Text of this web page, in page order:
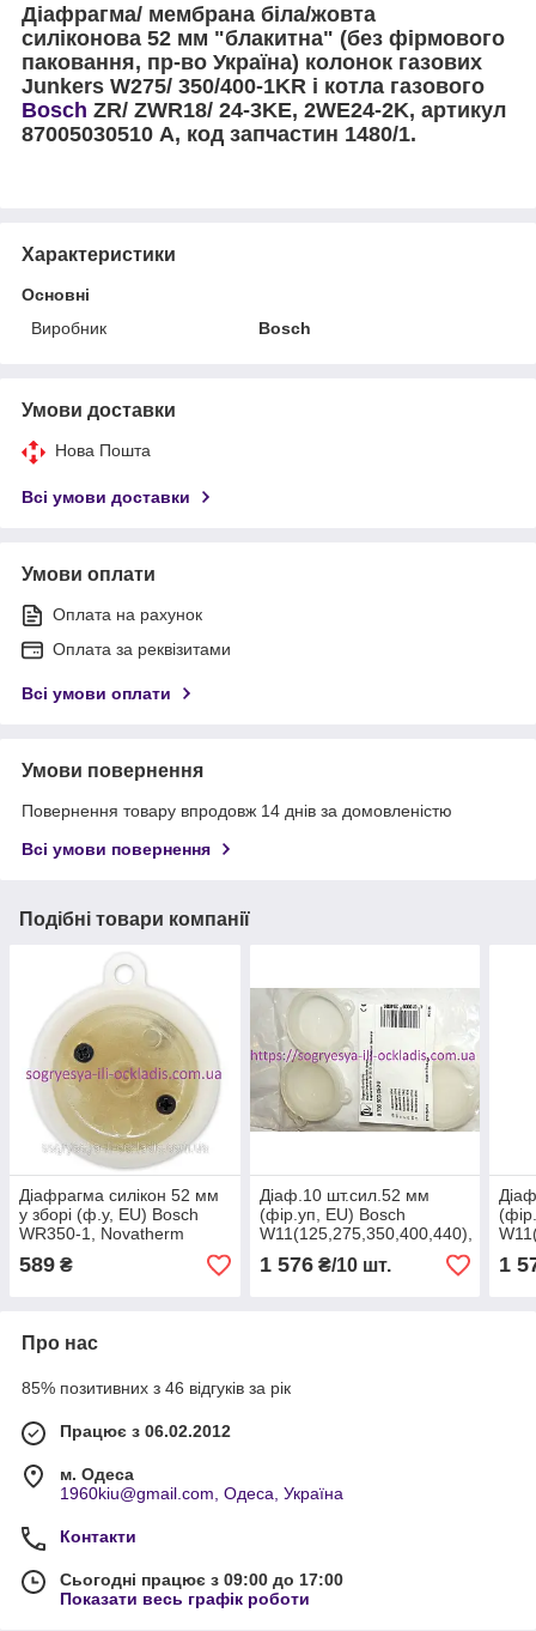
Діафрагма/ мембрана біла/жовта
силіконова 52 мм "блакитна" (без фірмового
паковання, пр-во Україна) колонок газових
Junkers W275/ 350/400-1KR і котла газового
Bosch ZR/ ZWR18/ 24-3KЕ, 2WE24-2K, артикул
87005030510 А, код запчастин 1480/1.
Характеристики
Основні
Виробник
Bosch
Умови доставки
Нова Пошта
Всі умови доставки
Умови оплати
Оплата на рахунок
Оплата за реквізитами
Всі умови оплати
Умови повернення
Повернення товару впродовж 14 днів за домовленістю
Всі умови повернення
Подібні товари компанії
Діафрагма силікон 52 мм
у зборі (ф.у, EU) Bosch
WR350-1, Novatherm
ZW20KD, арт.
8700503051(0), к.з. 1480/2
589 ₴
Діаф.10 шт.сил.52 мм
(фір.уп, EU) Bosch
W11(125,275,350,400,440),
ZR/ZWR18(24), ZWE24,
арт.8700503050, к.з.1882
1 576₴/10 шт.
ZR/
1
Про нас
85% позитивних з 46 відгуків за рік
Працює з 06.02.2012
м. Одеса
1960kiu@gmail.com, Одеса, Україна
Контакти
Сьогодні працює з 09:00 до 17:00
Показати весь графік роботи